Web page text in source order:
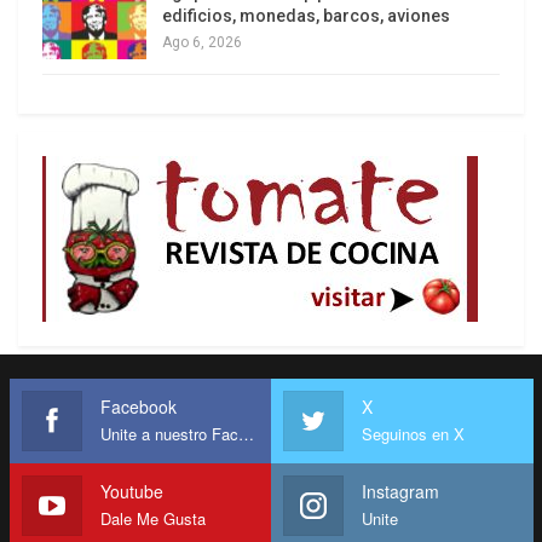
En cambio, el gobernante Partido Popular (PP) se
dijo que su sector no entraría «en la polémica que
algunos están tratando de alimentar».
Desde el campo social también se sumaron a las
diatribas contra la Casa Real. Activistas
defensores de la vida animal se concentraron
sobre su costumbre de cazar.
Uno de los críticos, el portavoz de la organización
no gubernamental Igualdad Animal, Javier
Moreno, manifestó que el dolor que ha sufrido el
edificios, monedas, barcos, aviones
Ago 6, 2026
Facebook
Unite a nuestro Facebook
X
Seguinos en X
Youtube
Dale Me Gusta
Instagram
Unite